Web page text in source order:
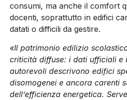
consumi, ma anche il comfort
docenti, soprattutto in edifici
datati o difficili da gestire.
«Il patrimonio edilizio
criticità diffuse: i dati ufficiali e
autorevoli descrivono edifici
disomogenei e ancora carenti
dell’efficienza energetica.